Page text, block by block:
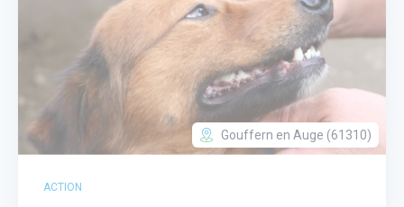
Gouffern en Auge (61310)
ACTION